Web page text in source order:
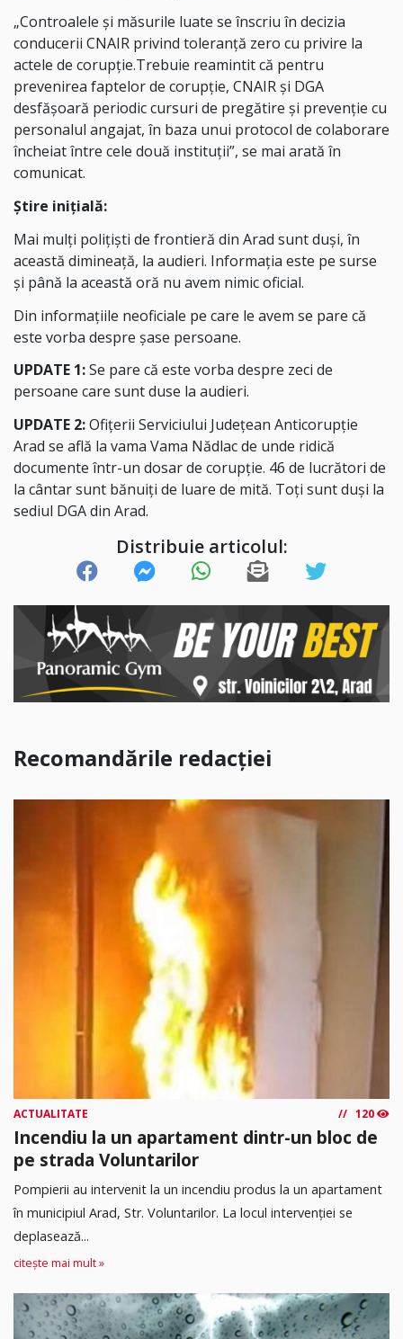
„Controalele și măsurile luate se înscriu în decizia
conducerii CNAIR privind toleranță zero cu privire la
actele de corupție.Trebuie reamintit că pentru
prevenirea faptelor de corupție, CNAIR și DGA
desfășoară periodic cursuri de pregătire și prevenție cu
personalul angajat, în baza unui protocol de colaborare
încheiat între cele două instituții”, se mai arată în
comunicat.
Știre inițială:
Mai mulți polițiști de frontieră din Arad sunt duși, în
această dimineață, la audieri. Informația este pe surse
și până la această oră nu avem nimic oficial.
Din informațiile neoficiale pe care le avem se pare că
este vorba despre șase persoane.
UPDATE 1:Se pare că este vorba despre zeci de
persoane care sunt duse la audieri.
UPDATE 2:Ofițerii Serviciului Județean Anticorupție
Arad se află la vama Vama Nădlac de unde ridică
documente într-un dosar de corupție. 46 de lucrători de
la cântar sunt bănuiți de luare de mită. Toți sunt duși la
sediul DGA din Arad.
Distribuie articolul:
Recomandările redacției
ACTUALITATE 120
Incendiu la un apartament dintr-un bloc de
pe strada Voluntarilor
Pompierii au intervenit la un incendiu produs la un apartament
în municipiul Arad, Str. Voluntarilor. La locul intervenției se
deplasează...
citește mai mult »